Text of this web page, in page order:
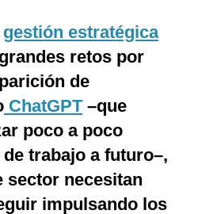
gestión estratégica
retos por
de
ChatGPT–que
poco a poco
trabajo a futuro–,
sector necesitan
impulsando los